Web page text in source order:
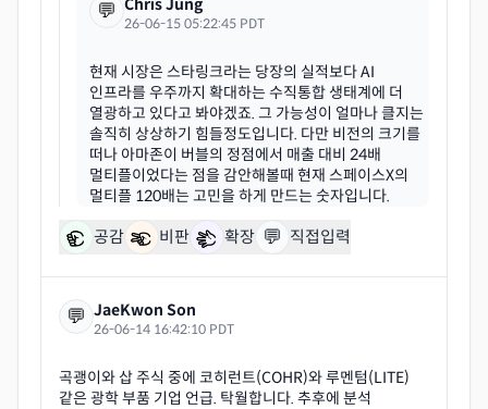
💬
26-06-15 05:22:45 PDT
현재 시장은 스타링크라는 당장의 실적보다 AI
인프라를 우주까지 확대하는 수직통합 생태계에 더
열광하고 있다고 봐야겠죠. 그 가능성이 얼마나 클지는
솔직히 상상하기 힘들정도입니다. 다만 비전의 크기를
떠나 아마존이 버블의 정점에서 매출 대비 24배
멀티플이었다는 점을 감안해볼때 현재 스페이스X의
공감 비판 확장 💬 직접입력
💬 JaeKwon Son
26-06-14 16:42:10 PDT
곡괭이와 삽 주식 중에 코히런트(COHR)와 루멘텀(LITE)
같은 광학 부품 기업 언급. 탁월합니다. 추후에 분석